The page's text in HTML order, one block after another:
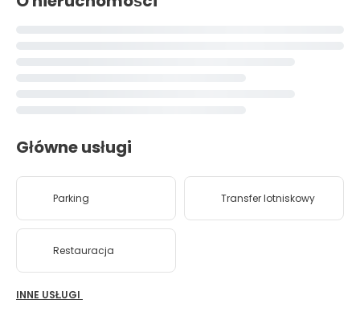
Główne usługi
Parking Transfer lotniskowy
Restauracja
INNE USŁUGI